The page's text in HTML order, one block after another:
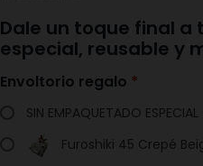
Dale un toque final
especial, reusable y
Envoltorio regalo
SIN EMPAQUETADO ESPECIAL
Furoshiki 45 Crepé